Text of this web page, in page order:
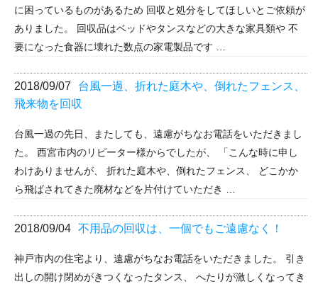
に困っているものがあるため 回収と処分をしてほしいとご依頼が
ありました。 回収品はベッドやタンスなどの大きな家具類や 不
要になった食器に壊れた数点の家電製品です …
2018/09/07
台風一過、折れた庭木や、倒れたフェンス、
飛来物を回収
台風一過の先日、またしても、遠慮がちなお電話をいただきまし
た。 西宮市内のリピーター様からでしたが、 「こんな時に申し
わけありませんが、 折れた庭木や、倒れたフェンス、 どこかか
ら飛ばされてきた廃材などを片付けていただき …
2018/09/04 不用品の回収は、一個でもご遠慮なく！
神戸市内の住宅より、遠慮がちなお電話をいただきました。 引き
出しの開け閉めがきつくなったタンス、 へたりが激しくなってき